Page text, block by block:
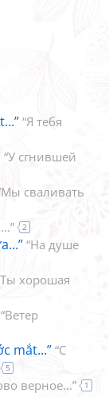
“Я тебя
“У сгнившей
сваливать
2
“Ha душе
хорошая
“Ветер
mắt...”“С
5
верное...” 1